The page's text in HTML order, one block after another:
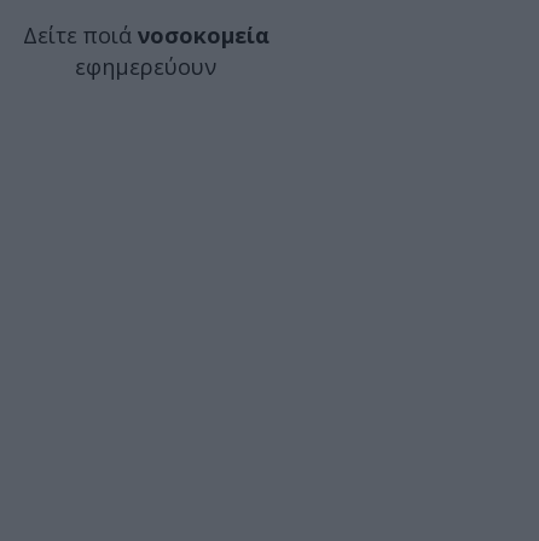
Δείτε ποιά νοσοκομεία
εφημερεύουν